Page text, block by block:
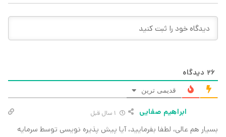
26 دیدگاه
قدیمی ترین
ابراهیم صفایی
بسیار هم عالی، لطفا بفرمایید، آیا پیش پذیره نویسی توسط سرمایه